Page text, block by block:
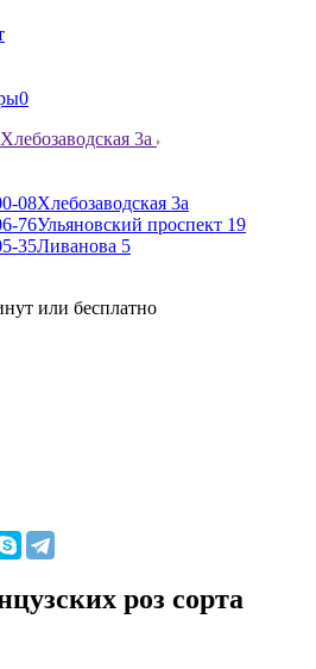
0
Хлебозаводская 3а
08Хлебозаводская 3а
76Ульяновский проспект 19
35Ливанова 5
или бесплатно
роз сорта